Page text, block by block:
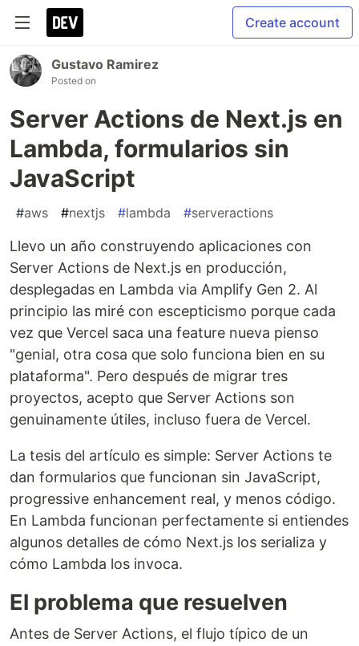
Create account
Gustavo Ramirez
Posted on
Server Actions de Next.js en
Lambda, formularios sin
JavaScript
#aws #nextjs #lambda #serveractions
Llevo un año construyendo aplicaciones con
Server Actions de Next.js en producción,
desplegadas en Lambda via Amplify Gen 2. Al
principio las miré con escepticismo porque cada
vez que Vercel saca una feature nueva pienso
"genial, otra cosa que solo funciona bien en su
plataforma". Pero después de migrar tres
proyectos, acepto que Server Actions son
genuinamente útiles, incluso fuera de Vercel.
La tesis del artículo es simple: Server Actions te
dan formularios que funcionan sin JavaScript,
progressive enhancement real, y menos código.
En Lambda funcionan perfectamente si entiendes
algunos detalles de cómo Next.js los serializa y
cómo Lambda los invoca.
El problema que resuelven
Antes de Server Actions, el flujo típico de un